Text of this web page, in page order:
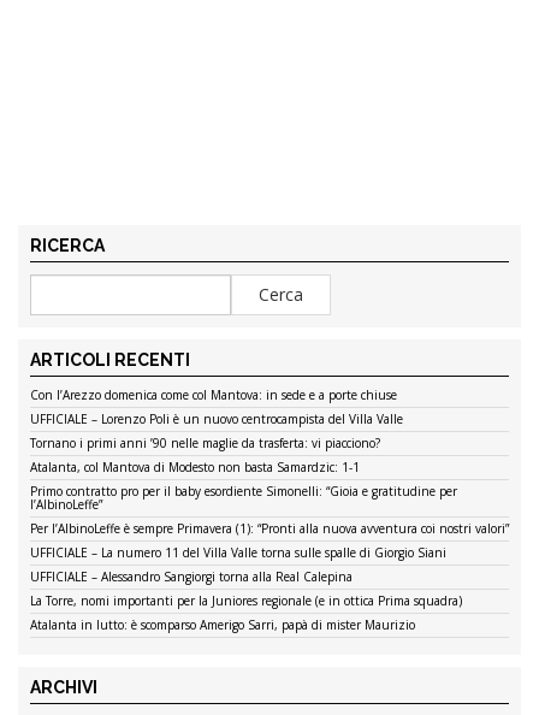
RICERCA
ARTICOLI RECENTI
Con l’Arezzo domenica come col Mantova: in sede e a porte chiuse
UFFICIALE – Lorenzo Poli è un nuovo centrocampista del Villa Valle
Tornano i primi anni ’90 nelle maglie da trasferta: vi piacciono?
Atalanta, col Mantova di Modesto non basta Samardzic: 1-1
Primo contratto pro per il baby esordiente Simonelli: “Gioia e gratitudine per
l’AlbinoLeffe”
Per l’AlbinoLeffe è sempre Primavera (1): “Pronti alla nuova avventura coi nostri valori”
UFFICIALE – La numero 11 del Villa Valle torna sulle spalle di Giorgio Siani
UFFICIALE – Alessandro Sangiorgi torna alla Real Calepina
La Torre, nomi importanti per la Juniores regionale (e in ottica Prima squadra)
Atalanta in lutto: è scomparso Amerigo Sarri, papà di mister Maurizio
ARCHIVI